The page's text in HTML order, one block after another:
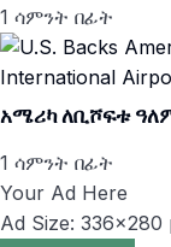
1 ሳምንት በፊት
አሜሪካ ለቢሾፍቱ
1 ሳምንት በፊት
Your Ad Here
Ad Size: 336x280